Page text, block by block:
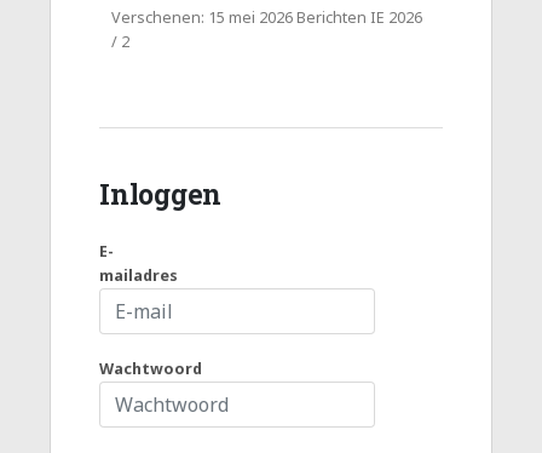
Verschenen: 15 mei 2026 Berichten IE 2026
/ 2
Inloggen
E-
mailadres
Wachtwoord